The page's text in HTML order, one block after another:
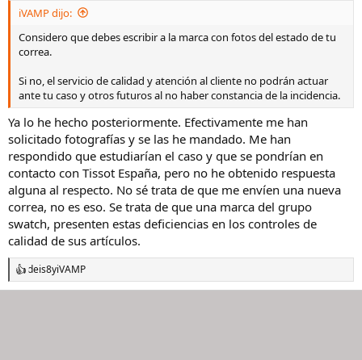
iVAMP dijo:
Considero que debes escribir a la marca con fotos del estado de tu
correa.
Si no, el servicio de calidad y atención al cliente no podrán actuar
ante tu caso y otros futuros al no haber constancia de la incidencia.
Ya lo he hecho posteriormente. Efectivamente me han
solicitado fotografías y se las he mandado. Me han
respondido que estudiarían el caso y que se pondrían en
contacto con Tissot España, pero no he obtenido respuesta
alguna al respecto. No sé trata de que me envíen una nueva
correa, no es eso. Se trata de que una marca del grupo
swatch, presenten estas deficiencias en los controles de
calidad de sus artículos.
R
e
deis8yiVAMP